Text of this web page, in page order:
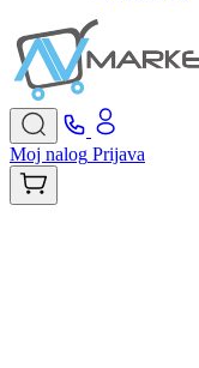
Moj nalog Prijava